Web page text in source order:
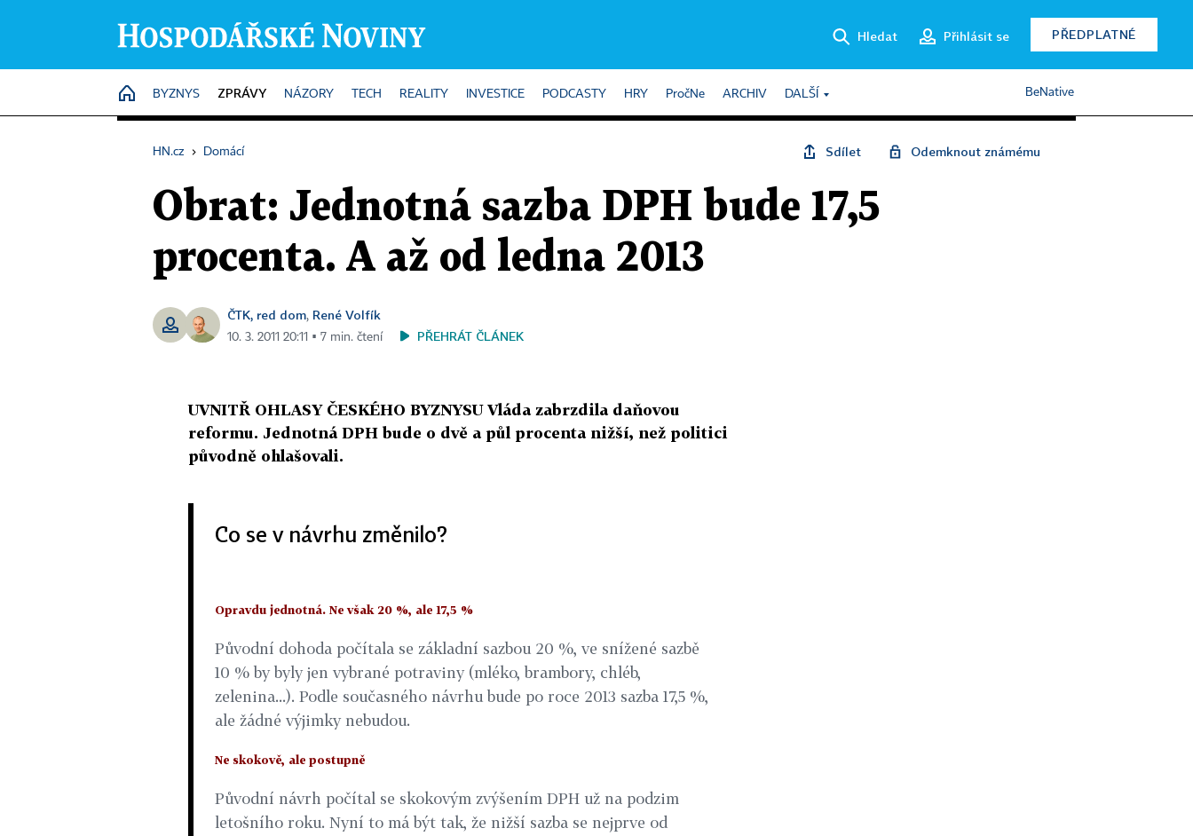
Hledat Přihlásit se PŘEDPLATNÉ
HOME
BYZNYS ZPRÁVY NÁZORY TECH REALITY INVESTICE PODCASTY HRY PročNe ARCHIV DALŠÍ BeNative
HN.cz › Domácí Sdílet Odemknout známému
Obrat: Jednotná sazba DPH bude 17,5
procenta. A až od ledna 2013
ČTK, red dom, René Volfík
10. 3. 2011 20:11 ▪ 7 min. čtení PŘEHRÁT ČLÁNEK
UVNITŘ OHLASY ČESKÉHO BYZNYSU Vláda zabrzdila daňovou
reformu. Jednotná DPH bude o dvě a půl procenta nižší, než politici
původně ohlašovali.
Co se v návrhu změnilo?
Opravdu jednotná. Ne však 20 %, ale 17,5 %
Původní dohoda počítala se základní sazbou 20 %, ve snížené sazbě
10 % by byly jen vybrané potraviny (mléko, brambory, chléb,
zelenina...). Podle současného návrhu bude po roce 2013 sazba 17,5 %,
ale žádné výjimky nebudou.
Ne skokově, ale postupně
Původní návrh počítal se skokovým zvýšením DPH už na podzim
letošního roku. Nyní to má být tak, že nižší sazba se nejprve od